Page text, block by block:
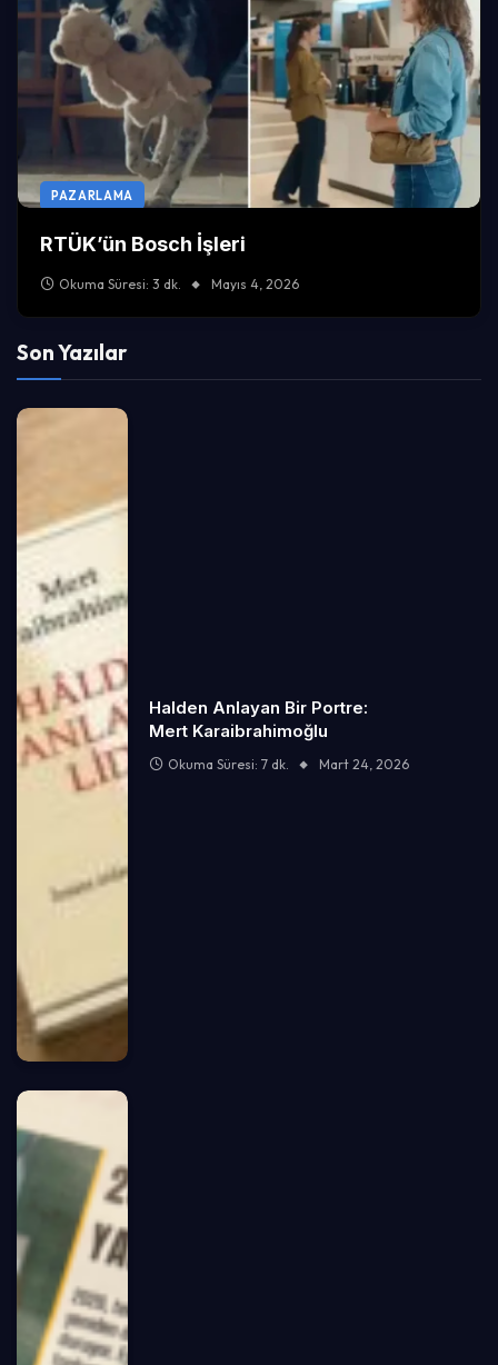
PAZARLAMA
RTÜK’ün Bosch İşleri
Okuma Süresi: 3 dk. Mayıs 4, 2026
Son Yazılar
Halden Anlayan Bir Portre:
Mert Karaibrahimoğlu
Okuma Süresi: 7 dk. Mart 24, 2026